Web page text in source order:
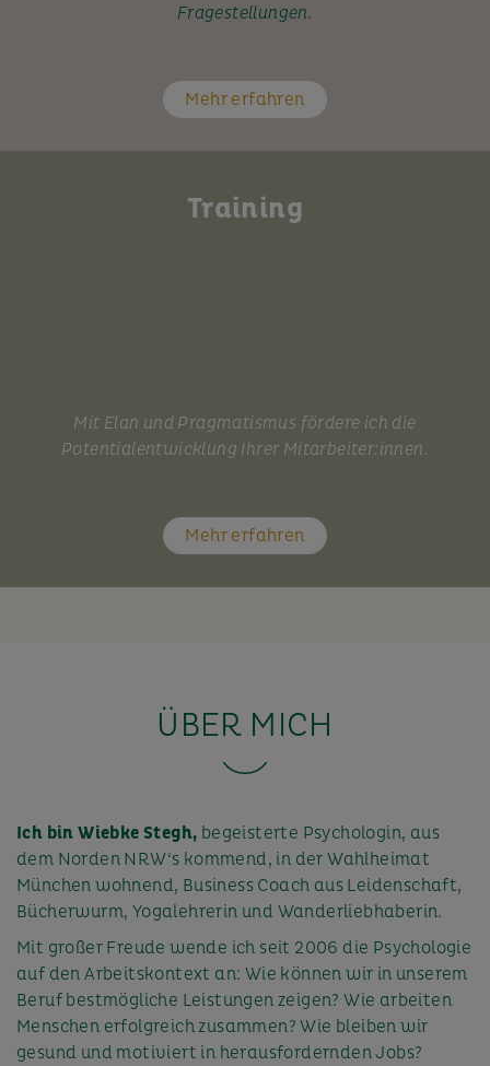
Fragestellungen.
Mehr erfahren
Training
Mit Elan und Pragmatismus fördere ich die
Potentialentwicklung Ihrer Mitarbeiter:innen.
Mehr erfahren
ÜBER MICH
Ich bin Wiebke Stegh, begeisterte Psychologin, aus
dem Norden NRW‘s kommend, in der Wahlheimat
München wohnend, Business Coach aus Leidenschaft,
Bücherwurm, Yogalehrerin und Wanderliebhaberin.
Mit großer Freude wende ich seit 2006 die Psychologie
auf den Arbeitskontext an: Wie können wir in unserem
Beruf bestmögliche Leistungen zeigen? Wie arbeiten
Menschen erfolgreich zusammen? Wie bleiben wir
gesund und motiviert in herausfordernden Jobs?